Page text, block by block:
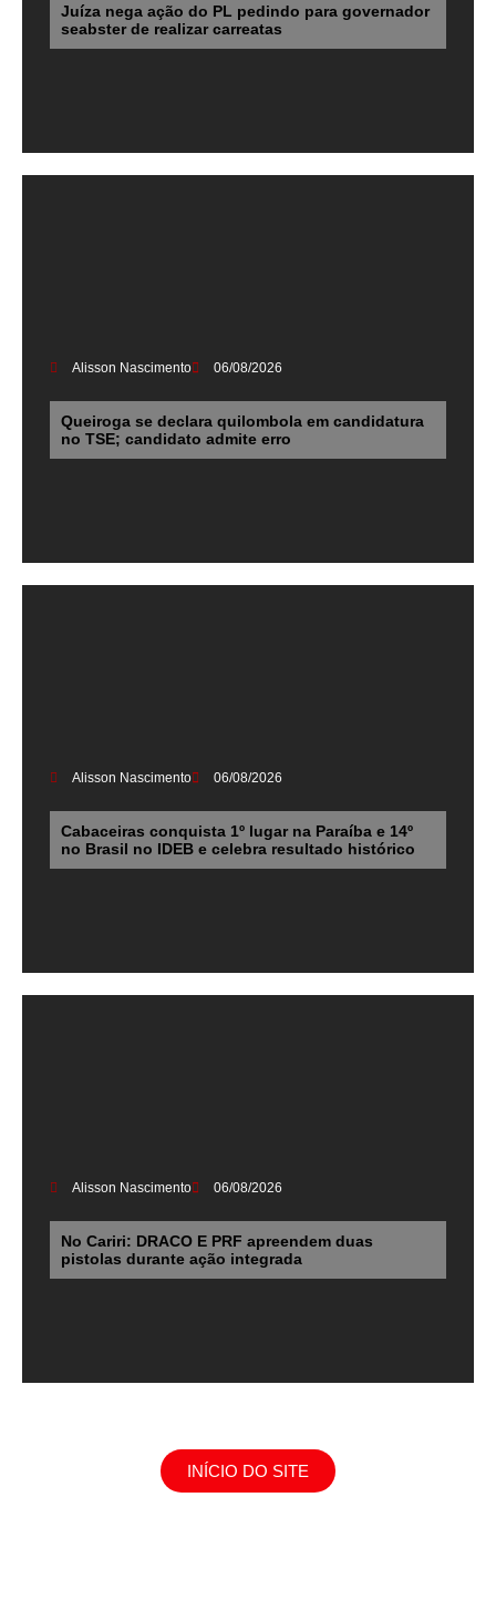
Juíza nega ação do PL pedindo para governador
seabster de realizar carreatas
Alisson Nascimento 06/08/2026
Queiroga se declara quilombola em candidatura
no TSE; candidato admite erro
Alisson Nascimento 06/08/2026
Cabaceiras conquista 1º lugar na Paraíba e 14º
no Brasil no IDEB e celebra resultado histórico
Alisson Nascimento 06/08/2026
No Cariri: DRACO E PRF apreendem duas
pistolas durante ação integrada
INÍCIO DO SITE